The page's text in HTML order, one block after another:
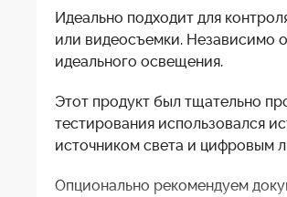
Идеально подходит для
или видеосъемки. Независимо
идеального освещения.
Этот продукт был тщательно
тестирования использовался
источником света и цифровым
Опционально рекомендуем